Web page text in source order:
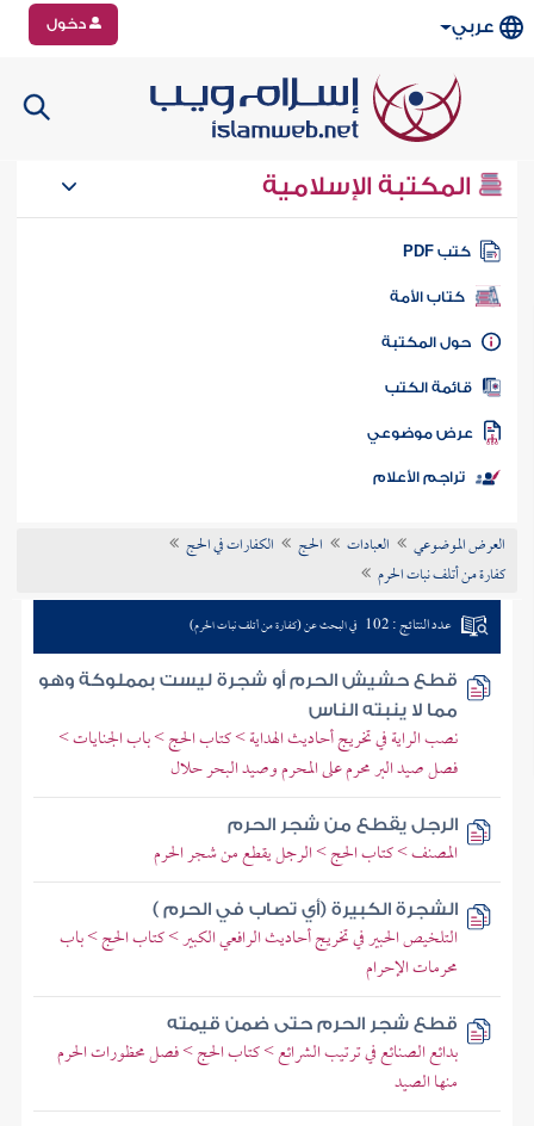
عربي دخول
المكتبة الإسلامية
كتب PDF
كتاب الأمة
المكتبة
الكتب
موضوعي
تراجم الأعلام
العرض الموضوعي العبادات الحج
الكفارات في الحج
كفارة من أتلف نبات الحرم
عدد النتائج : 102 في البحث عن (كفارة من أتلف نبات الحرم)
قطع حشيش الحرم أو شجرة ليست بمملوكة وهو
مما لا ينبته الناس
نصب الراية في تخريج أحاديث الهداية > كتاب الحج > باب الجنايات >
فصل صيد البر محرم على المحرم وصيد البحر حلال
الرجل يقطع من شجر الحرم
المصنف > كتاب الحج > الرجل يقطع من شجر الحرم
الشجرة الكبيرة (أي تصاب في الحرم )
التلخيص الحبير في تخريج أحاديث الرافعي الكبير > كتاب الحج > باب
محرمات الإحرام
قطع شجر الحرم حتى ضمن قيمته
بدائع الصنائع في ترتيب الشرائع > كتاب الحج > فصل محظورات الحرم
منها الصيد